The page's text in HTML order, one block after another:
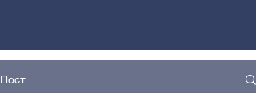
Пост